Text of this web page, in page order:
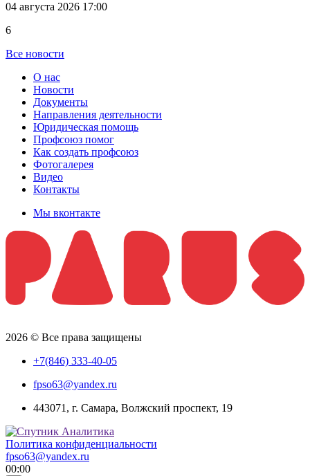
04 августа 2026 17:00
6
Все новости
О нас
Новости
Документы
Направления деятельности
Юридическая помощь
Профсоюз помог
Как создать профсоюз
Фотогалерея
Видео
Контакты
Мы вконтакте
2026 © Все права защищены
+7(846) 333-40-05
fpso63@yandex.ru
443071, г. Самара, Волжский проспект, 19
Политика конфиденциальности
fpso63@yandex.ru
00:00